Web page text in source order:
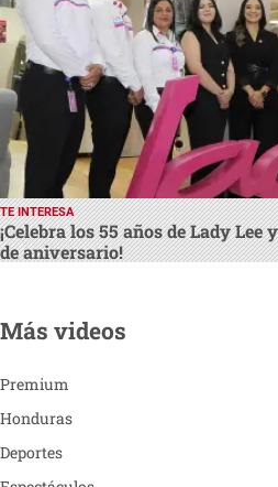
TE INTERESA
¡Celebra los 55 años de Lady
de aniversario!
Más videos
Premium
Honduras
Deportes